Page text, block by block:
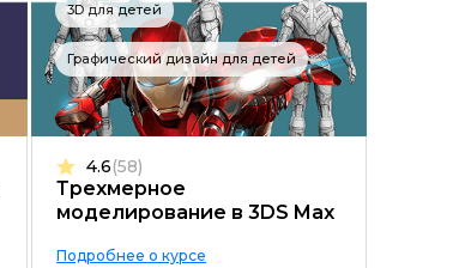
3D для детей
Графический дизайн для детей
Трехмерное
моделирование в 3DS Max
4.6(58)
Подробнее о курсе